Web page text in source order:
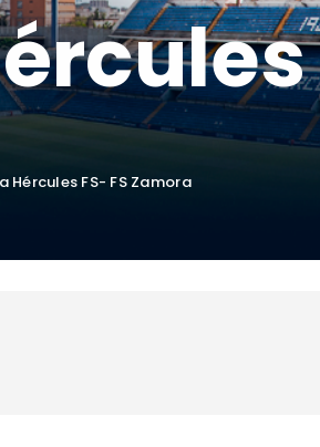
Hércules FS- FS Zamora